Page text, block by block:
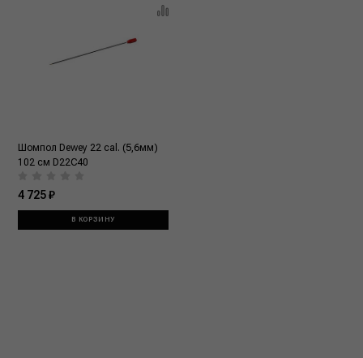
Шомпол Dewey 22 cal. (5,6мм)
102 см D22C40
4 725 ₽
В КОРЗИНУ